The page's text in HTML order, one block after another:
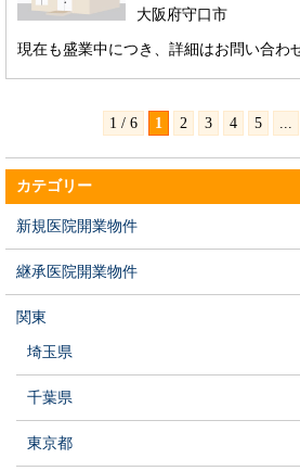
大阪府守口市
現在も盛業中につき、詳細はお問い合わ
1 / 6 1 2 3 4 5
カテゴリー
新規医院開業物件
継承医院開業物件
関東
埼玉県
千葉県
東京都